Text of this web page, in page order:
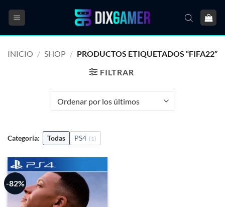
INICIO / SHOP / PRODUCTOS ETIQUETADOS “FIFA22”
FILTRAR
Categoría: Todas PS4 (1)
-82%